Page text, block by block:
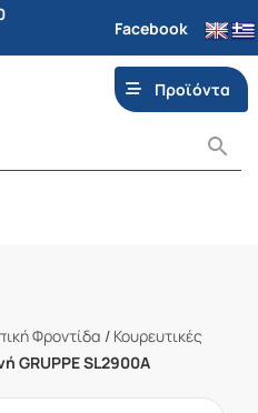
Facebook
Προϊόντα
Φροντίδα / Κουρευτικές
GRUPPE SL2900A